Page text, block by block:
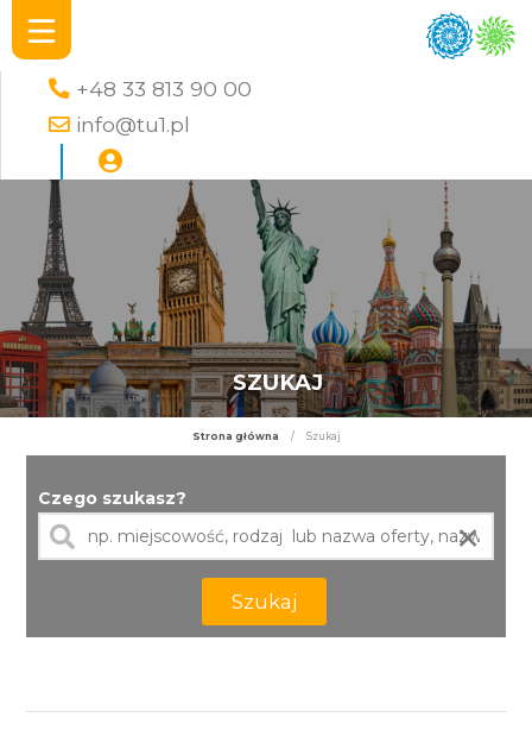
+48 33 813 90 00
info@tu1.pl
SZUKAJ
Strona główna / Szukaj
Czego szukasz?
×
Szukaj